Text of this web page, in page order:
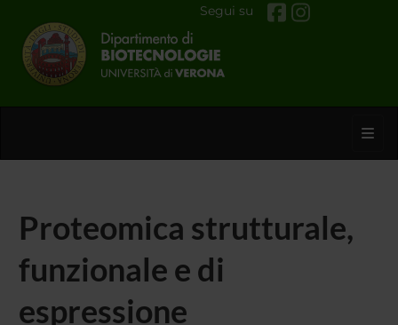
Segui su
Proteomica strutturale,
funzionale e di
espressione